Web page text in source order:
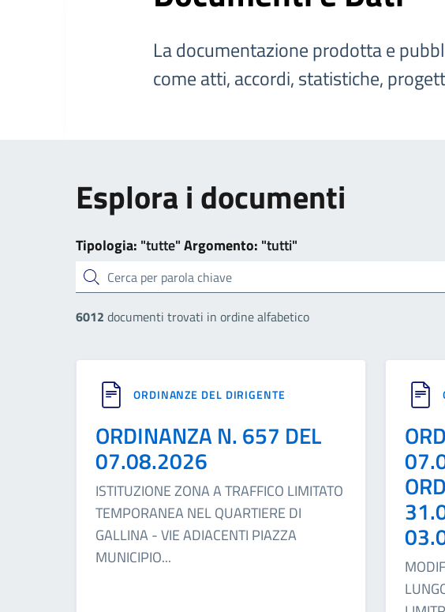
La documentazione prodotta e
come atti, accordi, statistiche,
Esplora i documenti
Tipologia: "tutte"Argomento: "tutti"
cerca
6012 documenti trovati in ordine alfabetico
ORDINANZE DEL DIRIGENTE
ORDINANZA N. 657 DEL
07.08.2026
ISTITUZIONE ZONA A TRAFFICO LIMITATO
TEMPORANEA NEL QUARTIERE DI
GALLINA - VIE ADIACENTI PIAZZA
MUNICIPIO...